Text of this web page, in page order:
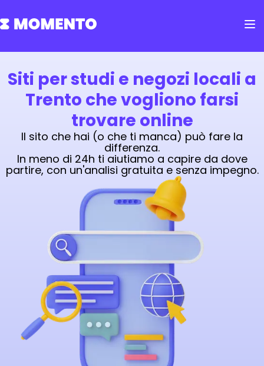
Siti per studi e negozi locali a
Trento che vogliono farsi
trovare online
Il sito che hai (o che ti manca) può fare la
differenza.
In meno di 24h ti aiutiamo a capire da dove
partire, con un'analisi gratuita e senza impegno.